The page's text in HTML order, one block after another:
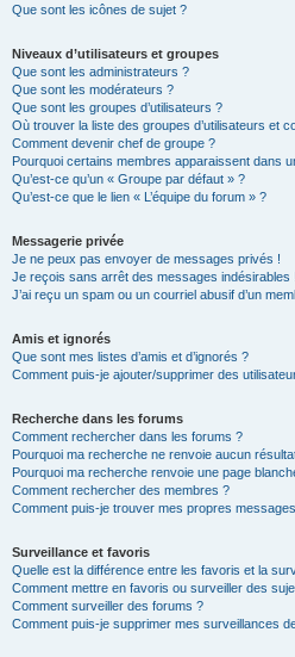
Que sont les icônes de sujet ?
Niveaux d’utilisateurs et groupes
Que sont les administrateurs ?
Que sont les modérateurs ?
Que sont les groupes d’utilisateurs ?
Où trouver la liste des groupes d’utilisateurs et
Comment devenir chef de groupe ?
Pourquoi certains membres apparaissent dans
Qu’est-ce qu’un « Groupe par défaut » ?
Qu’est-ce que le lien « L’équipe du forum » ?
Messagerie privée
Je ne peux pas envoyer de messages privés !
Je reçois sans arrêt des messages indésirables !
J’ai reçu un spam ou un courriel abusif d’un
Amis et ignorés
Que sont mes listes d’amis et d’ignorés ?
Comment puis-je ajouter/supprimer des
Recherche dans les forums
Comment rechercher dans les forums ?
Pourquoi ma recherche ne renvoie aucun
Pourquoi ma recherche renvoie une page
Comment rechercher des membres ?
Comment puis-je trouver mes propres
Surveillance et favoris
Quelle est la différence entre les favoris et la
Comment mettre en favoris ou surveiller des
Comment surveiller des forums ?
Comment puis-je supprimer mes surveillances